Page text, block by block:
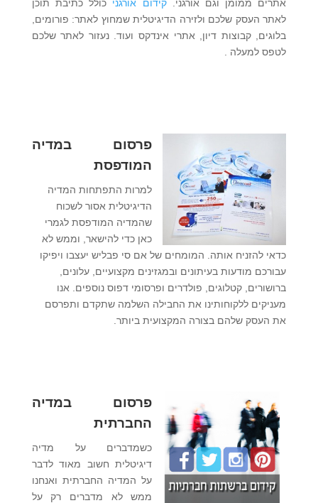
אתרים ממומן וגם אורגני.קידום אורגני כולל כתיבת תוכן
לאתר העסק שלכם ולזירה הדיגיטלית שמחוץ לאתר: פורומים,
בלוגים, קבוצות דיון, אתרי אינדקס ועוד. נעזור לאתר שלכם
לטפס למעלה .
פרסום במדיה
המודפסת
למרות התפתחות המדיה
הדיגיטלית אסור לשכוח
שהמדיה המודפסת לגמרי
כאן כדי להישאר, וממש לא
כדאי להזניח אותה. המומחים של אם סי פבליש יעצבו ויפיקו
עבורכם מודעות בעיתונים ובמגזינים מקצועיים, עלונים,
ברושורים, קטלוגים, פולדרים ופרסומי דפוס נוספים. אנו
מעניקים ללקוחותינו את החבילה השלמה שתקדם ותפרסם
את העסק שלהם בצורה המקצועית ביותר.
פרסום במדיה
החברתית
כשמדברים על מדיה
דיגיטלית חשוב מאוד לדבר
על המדיה החברתית ואנחנו
ממש לא מדברים רק על